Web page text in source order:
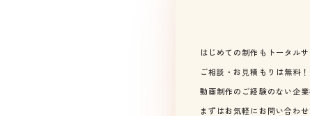
はじめての制作もトータル
ご相談・お⾒積もりは無料！
動画制作のご経験のない企
まずはお気軽にお問い合わせ